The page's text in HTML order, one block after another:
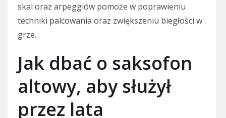
skal oraz arpeggiów pomoże w poprawieniu
techniki palcowania oraz zwiększeniu biegłości w
grze.
Jak dbać o saksofon
altowy, aby służył
przez lata